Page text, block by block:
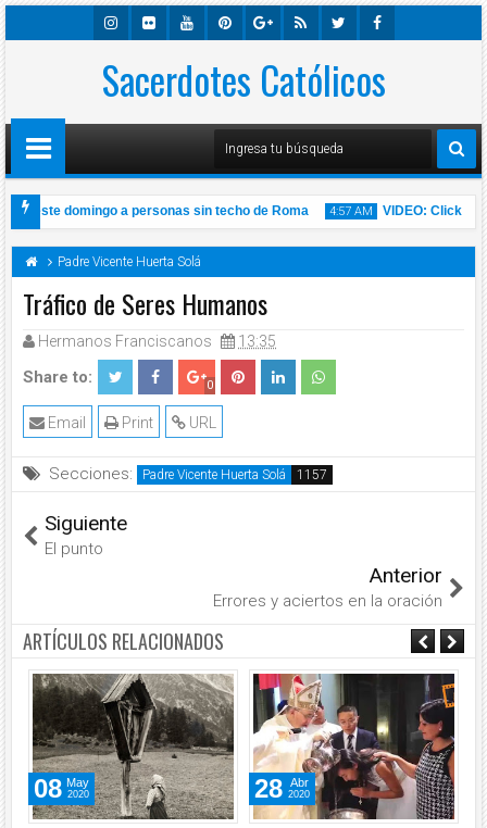
Gra R Be Est E-
Plus
R Ook
Sacerdotes Católicos
de este domingo a personas sin techo de Roma 4:57 AM
14
VIDEO: Click To
Sábado 14 de Noviembre de 2020 l Padre Carlos Yepes
Padre Vicente Huerta Solá
Tráfico de Seres Humanos
Hermanos Franciscanos 13:35
Share to: 0
URL
Print
Email
Secciones: Padre Vicente Huerta Solá
Siguiente
El punto
Anterior
Errores y aciertos en la oración
ARTÍCULOS RELACIONADOS
08 May
2020 28 Abr
2020